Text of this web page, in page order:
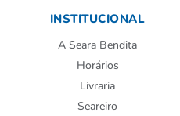
INSTITUCIONAL
A Seara Bendita
Horários
Livraria
Seareiro